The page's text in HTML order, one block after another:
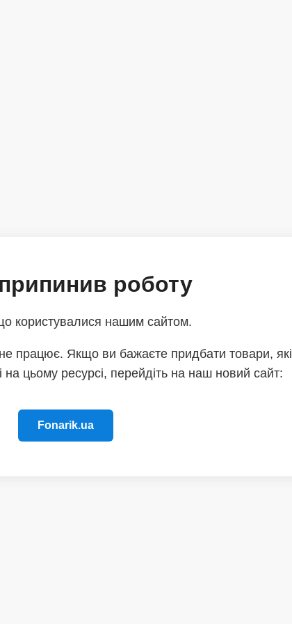
роботу
користувалися нашим сайтом.
працює. Якщо ви бажаєте придбати товари, які
цьому ресурсі, перейдіть на наш новий сайт:
Fonarik.ua